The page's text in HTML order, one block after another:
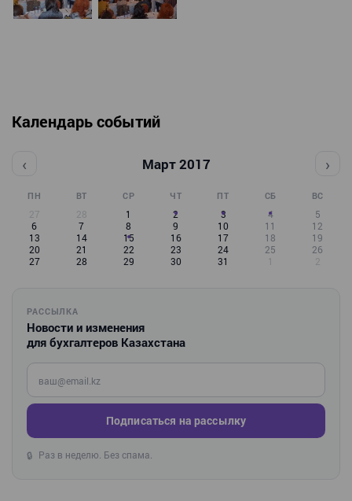
Календарь событий
‹ Март 2017 ›
ПН ВТ СР ЧТ ПТ СБ ВС
27 28 1 2 3 4
5
6
7 8 9 10 11
12
13
14 15 16 17 18
19
20
21 22 23 24 25
26
27
28 29 30 31 1 2
РАССЫЛКА
Новости и изменения
для бухгалтеров Казахстана
Введите ваш e-mail
Подписаться на рассылку
🔒 Раз в неделю. Без спама.